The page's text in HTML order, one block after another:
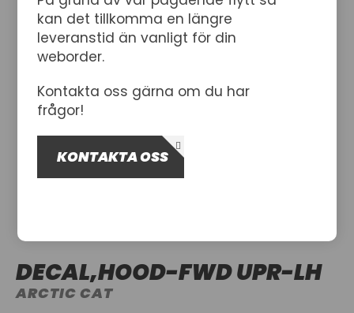
DECAL,HOOD-FWD UPR-LH
ARCTIC CAT
kan det tillkomma en längre
leveranstid än vanligt för din
weborder.
Kontakta oss gärna om du har
frågor!
KONTAKTA OSS